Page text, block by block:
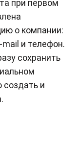
при первом
о компании:
и телефон.
сохранить
создать и